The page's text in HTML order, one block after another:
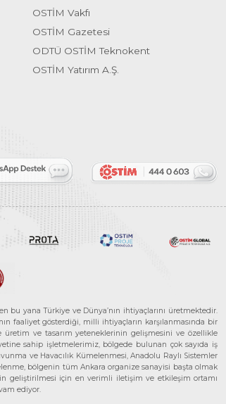
OSTİM Vakfı
OSTİM Gazetesi
ODTÜ OSTİM Teknokent
OSTİM Yatırım A.Ş.
bu yana Türkiye ve Dünya’nın ihtiyaçlarını üretmektedir.
faaliyet gösterdiği, milli ihtiyaçların karşılanmasında bir
üretim ve tasarım yeteneklerinin gelişmesini ve özellikle
sahip işletmelerimiz, bölgede bulunan çok sayıda iş
ve Havacılık Kümelenmesi, Anadolu Raylı Sistemler
bölgenin tüm Ankara organize sanayisi başta olmak
geliştirilmesi için en verimli iletişim ve etkileşim ortamı
ediyor.